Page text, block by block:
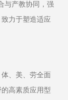
与产教协同，强
力于塑造适应
、美、劳全面
高素质应用型